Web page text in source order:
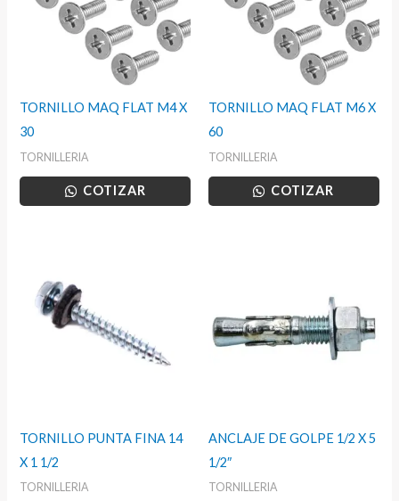
TORNILLO MAQ FLAT M4 X
30
TORNILLERIA
COTIZAR
TORNILLO MAQ FLAT M6 X
60
TORNILLERIA
COTIZAR
TORNILLO PUNTA FINA 14
X 1 1/2
TORNILLERIA
ANCLAJE DE GOLPE 1/2 X 5
1/2″
TORNILLERIA